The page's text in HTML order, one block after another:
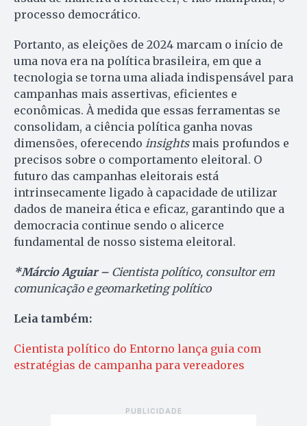
processo democrático.
Portanto, as eleições de 2024 marcam o início de
uma nova era na política brasileira, em que a
tecnologia se torna uma aliada indispensável para
campanhas mais assertivas, eficientes e
econômicas. À medida que essas ferramentas se
consolidam, a ciência política ganha novas
dimensões, oferecendo insightsmais profundos e
precisos sobre o comportamento eleitoral. O
futuro das campanhas eleitorais está
intrinsecamente ligado à capacidade de utilizar
dados de maneira ética e eficaz, garantindo que a
democracia continue sendo o alicerce
fundamental de nosso sistema eleitoral.
*Márcio Aguiar – Cientista político, consultor em
comunicação e geomarketing político
Leia também:
Cientista político do Entorno lança guia com
estratégias de campanha para vereadores